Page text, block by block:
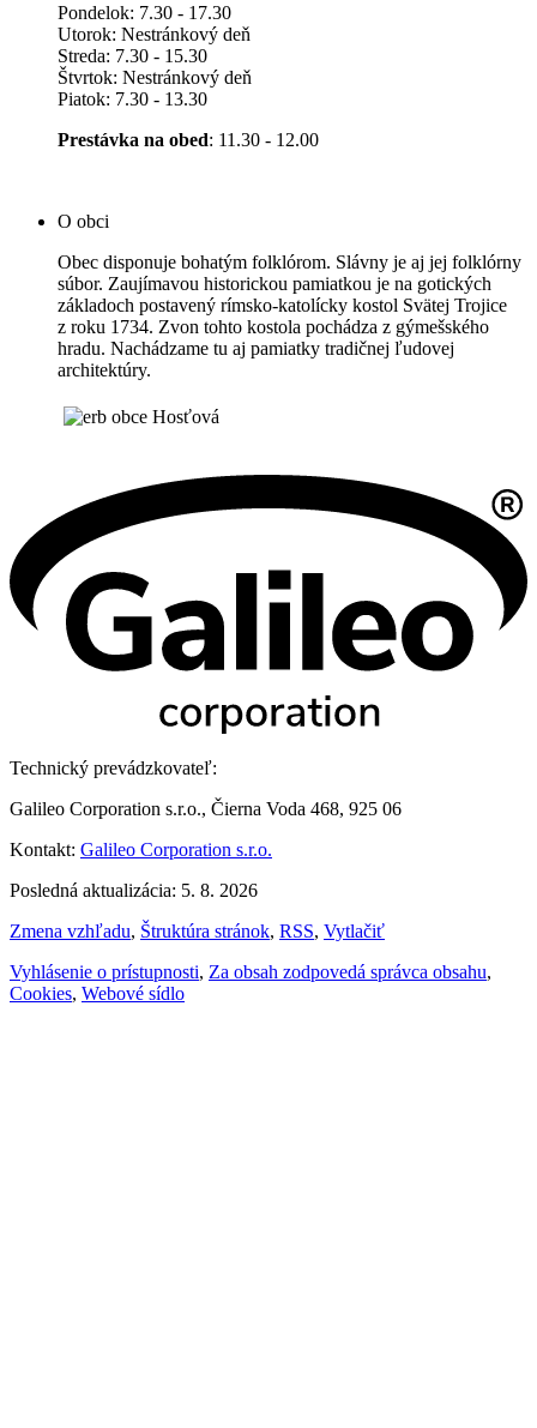
Pondelok: 7.30 - 17.30
Utorok: Nestránkový deň
Streda: 7.30 - 15.30
Štvrtok: Nestránkový deň
Piatok: 7.30 - 13.30
Prestávka na obed: 11.30 - 12.00
O obci
Obec disponuje bohatým folklórom. Slávny je aj jej folklórny
súbor. Zaujímavou historickou pamiatkou je na gotických
základoch postavený rímsko-katolícky kostol Svätej Trojice
z roku 1734. Zvon tohto kostola pochádza z gýmešského
hradu. Nachádzame tu aj pamiatky tradičnej ľudovej
architektúry.
Technický prevádzkovateľ:
Galileo Corporation s.r.o., Čierna Voda 468, 925 06
Kontakt: Galileo Corporation s.r.o.
Posledná aktualizácia: 5. 8. 2026
Zmena vzhľadu, Štruktúra stránok, RSS, Vytlačiť
Vyhlásenie o prístupnosti, Za obsah zodpovedá správca obsahu,
Cookies, Webové sídlo